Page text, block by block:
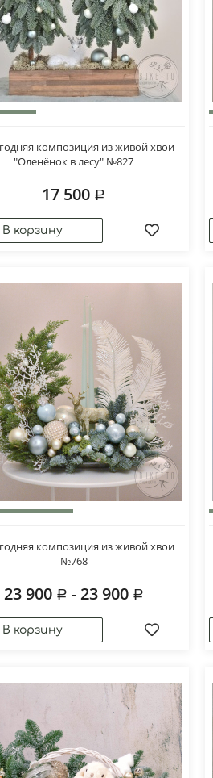
композиция из живой хвои
"Оленёнок в лесу" №827
17 500
композиция из живой хвои
№768
23 900 - 23 900